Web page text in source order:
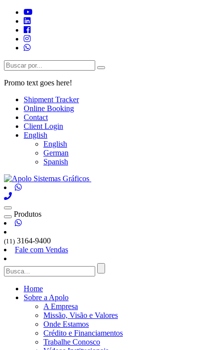
Promo text goes here!
Shipment Tracker
Online Booking
Contact
Client Login
English
English
German
Spanish
Produtos
(11) 3164-9400
Fale com Vendas
Home
Sobre a Apolo
A Empresa
Missão, Visão e Valores
Onde Estamos
Crédito e Financiamentos
Trabalhe Conosco